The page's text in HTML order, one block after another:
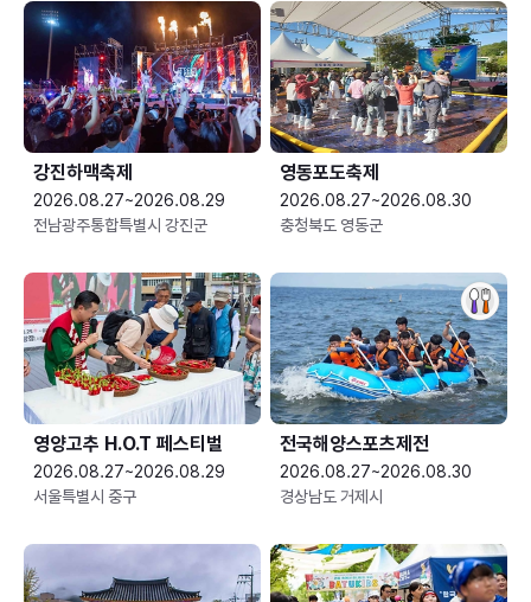
강진하맥축제
2026.08.27~2026.08.29
전남광주통합특별시 강진군
영동포도축제
2026.08.27~2026.08.30
충청북도 영동군
영양고추 H.O.T 페스티벌
2026.08.27~2026.08.29
서울특별시 중구
전국해양스포츠제전
2026.08.27~2026.08.30
경상남도 거제시